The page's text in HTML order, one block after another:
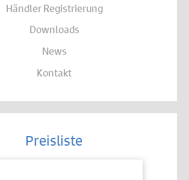
Händler Registrierung
Downloads
News
Kontakt
Preisliste